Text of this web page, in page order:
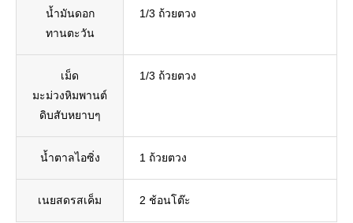
น้ำมันดอก
ทานตะวัน
1/3 ถ้วยตวง
เม็ด
มะม่วงหิมพานต์
ดิบสับหยาบๆ
1/3 ถ้วยตวง
น้ำตาลไอซิ่ง 1 ถ้วยตวง
เนยสดรสเค็ม 2 ช้อนโต๊ะ